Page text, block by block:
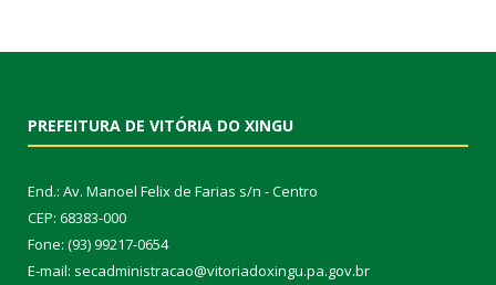
PREFEITURA DE VITÓRIA DO XINGU
End.: Av. Manoel Felix de Farias s/n - Centro
CEP: 68383-000
Fone: (93) 99217-0654
E-mail: secadministracao@vitoriadoxingu.pa.gov.br